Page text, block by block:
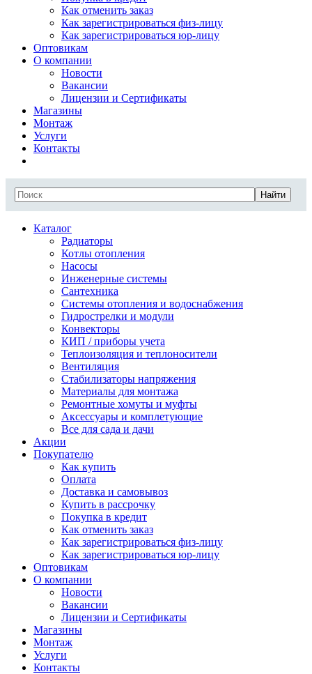
Как отменить заказ
Как зарегистрироваться физ-лицу
Как зарегистрироваться юр-лицу
Оптовикам
О компании
Новости
Вакансии
Лицензии и Сертификаты
Магазины
Монтаж
Услуги
Контакты
Найти
Каталог
Радиаторы
Котлы отопления
Насосы
Инженерные системы
Сантехника
Системы отопления и водоснабжения
Гидрострелки и модули
Конвекторы
КИП / приборы учета
Теплоизоляция и теплоносители
Вентиляция
Стабилизаторы напряжения
Материалы для монтажа
Ремонтные хомуты и муфты
Аксессуары и комплетующие
Все для сада и дачи
Акции
Покупателю
Как купить
Оплата
Доставка и самовывоз
Купить в рассрочку
Покупка в кредит
Как отменить заказ
Как зарегистрироваться физ-лицу
Как зарегистрироваться юр-лицу
Оптовикам
О компании
Новости
Вакансии
Лицензии и Сертификаты
Магазины
Монтаж
Услуги
Контакты